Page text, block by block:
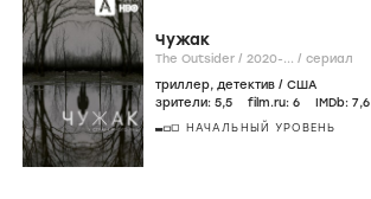
Чужак
The Outsider / 2020-... / сериал
триллер, детектив / США
зрители: 5,5 film.ru: 6 IMDb: 7,6
НАЧАЛЬНЫЙ УРОВЕНЬ